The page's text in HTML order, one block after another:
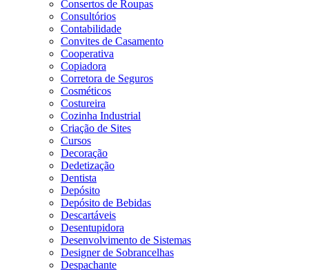
Consertos de Roupas
Consultórios
Contabilidade
Convites de Casamento
Cooperativa
Copiadora
Corretora de Seguros
Cosméticos
Costureira
Cozinha Industrial
Criação de Sites
Cursos
Decoração
Dedetização
Dentista
Depósito
Depósito de Bebidas
Descartáveis
Desentupidora
Desenvolvimento de Sistemas
Designer de Sobrancelhas
Despachante